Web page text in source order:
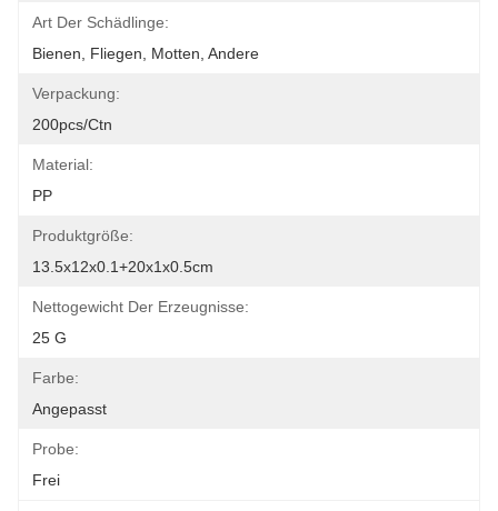
Art Der Schädlinge:
Bienen, Fliegen, Motten, Andere
Verpackung:
200pcs/ctn
Material:
PP
Produktgröße:
13.5x12x0.1+20x1x0.5cm
Nettogewicht Der Erzeugnisse:
25 G
Farbe:
Angepasst
Probe:
Frei